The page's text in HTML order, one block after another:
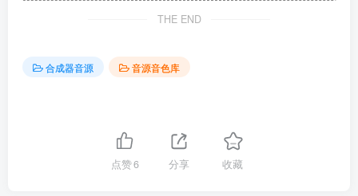
THE END
合成器音源 音源音色库
点赞6 分享 收藏